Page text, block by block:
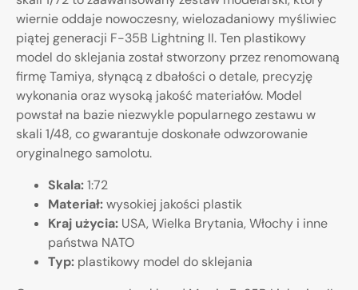
wiernie oddaje nowoczesny, wielozadaniowy myśliwiec
piątej generacji F-35B Lightning II. Ten plastikowy
model do sklejania został stworzony przez renomowaną
firmę Tamiya, słynącą z dbałości o detale, precyzję
wykonania oraz wysoką jakość materiałów. Model
powstał na bazie niezwykle popularnego zestawu w
skali 1/48, co gwarantuje doskonałe odwzorowanie
oryginalnego samolotu.
Skala:1:72
Materiał:wysokiej jakości plastik
Kraj użycia: USA, Wielka Brytania, Włochy i inne
państwa NATO
Typ: plastikowy model do sklejania